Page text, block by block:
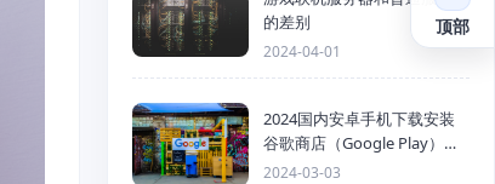
的差别
2024-04-01
2024国内安卓手机下载安装
谷歌商店（Google Play）详
细步骤
2024-03-03
顶部